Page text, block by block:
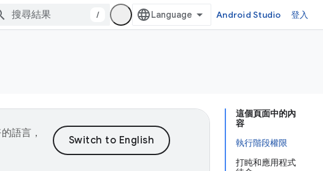
/ Android Studio 登入
這個頁面中的內
容
執行階段權限
打盹和應用程式
語言，